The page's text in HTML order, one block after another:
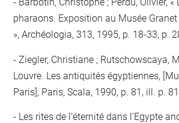
pharaons. Exposition au Musée
», Archéologia, 313, 1995, p. 18-33, p.
Ziegler, Christiane ; Rutschowscaya,
Louvre. Les antiquités égyptiennes,
Paris], Paris, Scala, 1990, p. 81, ill. p. 81
Les rites de l’éternité dans l’Egypte